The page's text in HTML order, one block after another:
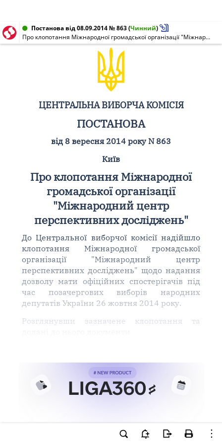
Постанова від 08.09.2014 № 863(Чинний)
Про клопотання Міжнародної громадської організації "Міжнародний центр перспективних досліджень"
ЦЕНТРАЛЬНА ВИБОРЧА КОМІСІЯ
ПОСТАНОВА
від 8 вересня 2014 року N 863
Київ
Про клопотання Міжнародної
громадської організації
"Міжнародний центр
перспективних досліджень"
До Центральної виборчої комісії надійшло
клопотання Міжнародної громадської
організації "Міжнародний центр
перспективних досліджень" щодо надання
дозволу мати офіційних спостерігачів під
час позачергових виборів народних
депутатів України 26 жовтня 2014 року.
Розглянувши зазначене клопотання та